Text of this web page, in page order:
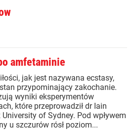
amfetaminie
jak jest nazywana ecstasy,
przypominający zakochanie.
wyniki eksperymentów
które przeprowadził dr Iain
University of Sydney. Pod wpływem
u szczurów rósł poziom...